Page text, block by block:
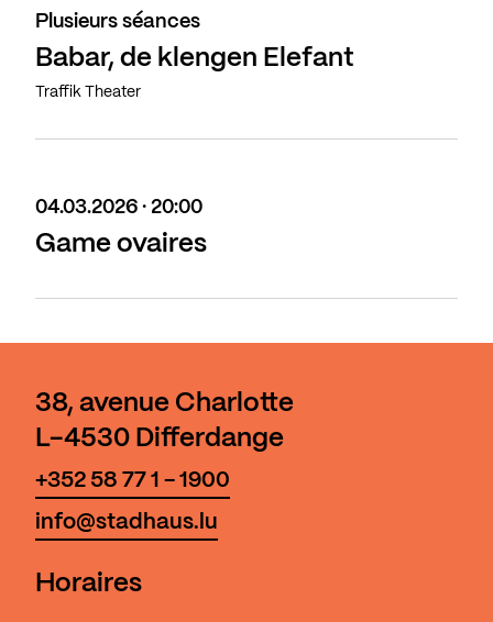
Plusieurs séances
Babar, de klengen Elefant
Traffik Theater
04.03.2026 · 20:00
Game ovaires
38, avenue Charlotte
L-4530 Differdange
+352 58 77 1 - 1900
info@stadhaus.lu
Horaires